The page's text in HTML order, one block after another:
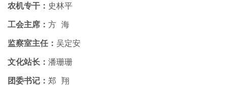
农机专干： 史林平
工会主席： 方 海
监察室主任： 吴定安
文化站长： 潘珊珊
团委书记： 郑 翔